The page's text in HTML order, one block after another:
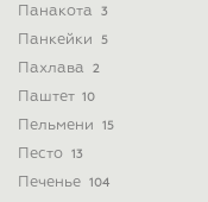
Панакота 3
Панкейки 5
Пахлава 2
Паштет 10
Пельмени 15
Песто 13
Печенье 104